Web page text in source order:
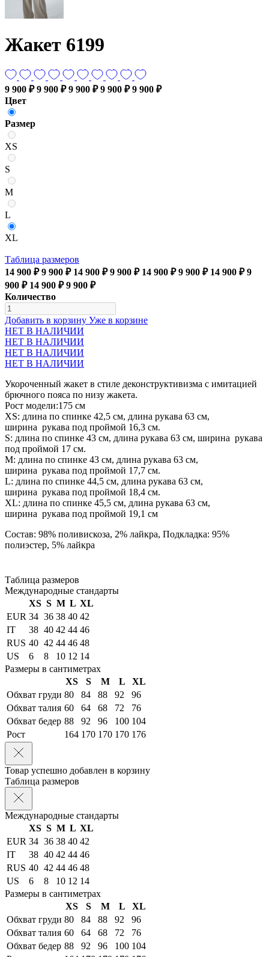
Жакет 6199
9 900 ₽ 9 900 ₽ 9 900 ₽ 9 900 ₽ 9 900 ₽
Цвет
Размер
XS
S
M
L
XL
Таблица размеров
14 900 ₽ 9 900 ₽ 14 900 ₽ 9 900 ₽ 14 900 ₽ 9 900 ₽ 14 900 ₽ 9
900 ₽ 14 900 ₽ 9 900 ₽
Количество
Добавить в корзину Уже в корзине
НЕТ В НАЛИЧИИ
НЕТ В НАЛИЧИИ
НЕТ В НАЛИЧИИ
НЕТ В НАЛИЧИИ
Укороченный жакет в стиле деконструктивизма с имитацией
брючного пояса по низу жакета.
Рост модели:175 см
XS: длина по спинке 42,5 см, длина рукава 63 см,
ширина рукава под проймой 16,3 см.
S: длина по спинке 43 см, длина рукава 63 см, ширина рукава
под проймой 17 см.
М: длина по спинке 43 см, длина рукава 63 см,
ширина рукава под проймой 17,7 см.
L: длина по спинке 44,5 см, длина рукава 63 см,
ширина рукава под проймой 18,4 см.
XL: длина по спинке 45,5 см, длина рукава 63 см,
ширина рукава под проймой 19,1 см
Состав: 98% поливискоза, 2% лайкра, Подкладка: 95%
полиэстер, 5% лайкра
Таблица размеров
Международные стандарты
XS S M L XL
EUR 34 36 38 40 42
IT
38 40 42 44 46
RUS 40 42 44 46 48
US
6 8 10 12 14
Размеры в сантиметрах
XS
S M L
XL
Обхват груди 80 84 88 92
96
Обхват талия 60 64 68 72
76
Обхват бедер 88 92 96 100 104
Рост
164 170 170 170 176
Товар успешно добавлен в корзину
Таблица размеров
Международные стандарты
XS S M L XL
EUR 34 36 38 40 42
IT
38 40 42 44 46
RUS 40 42 44 46 48
US
6 8 10 12 14
Размеры в сантиметрах
XS
S M L
XL
Обхват груди 80 84 88 92
96
Обхват талия 60 64 68 72
76
Обхват бедер 88 92 96 100 104